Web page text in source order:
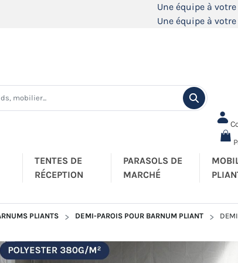
Une équipe à
Une équipe à
TENTES DE
RÉCEPTION
PARASOLS DE
MARCHÉ
PLIANTS DEMI-PAROIS POUR BARNUM PLIANT